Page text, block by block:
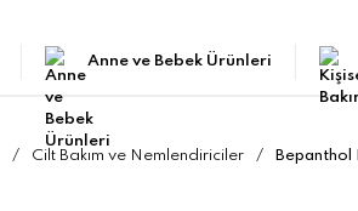
Anne ve Bebek Ürünleri
Cilt Bakım ve Nemlendiriciler Bepanthol